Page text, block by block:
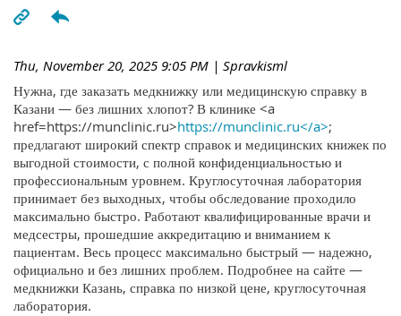
Thu, November 20, 2025 9:05 PM | Spravkisml
Нужна, где заказать медкнижку или медицинскую справку в
Казани — без лишних хлопот? В клинике <a
href=https://munclinic.ru>https://munclinic.ru</a>;
предлагают широкий спектр справок и медицинских книжек по
выгодной стоимости, с полной конфиденциальностью и
профессиональным уровнем. Круглосуточная лаборатория
принимает без выходных, чтобы обследование проходило
максимально быстро. Работают квалифицированные врачи и
медсестры, прошедшие аккредитацию и вниманием к
пациентам. Весь процесс максимально быстрый — надежно,
официально и без лишних проблем. Подробнее на сайте —
медкнижки Казань, справка по низкой цене, круглосуточная
лаборатория.